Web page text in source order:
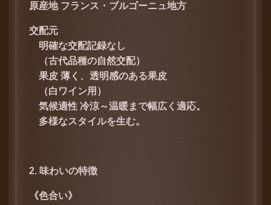
原産地 フランス・ブルゴーニュ地方
交配元
明確な交配記録なし
（古代品種の自然交配）
果皮 薄く、透明感のある果皮
（白ワイン用）
気候適性 冷涼～温暖まで幅広く適応。
多様なスタイルを生む。
2. 味わいの特徴
《色合い》